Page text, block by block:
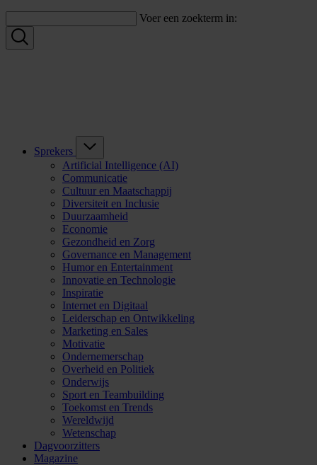
Voer een zoekterm in:
Sprekers
Artificial Intelligence (AI)
Communicatie
Cultuur en Maatschappij
Diversiteit en Inclusie
Duurzaamheid
Economie
Gezondheid en Zorg
Governance en Management
Humor en Entertainment
Innovatie en Technologie
Inspiratie
Internet en Digitaal
Leiderschap en Ontwikkeling
Marketing en Sales
Motivatie
Ondernemerschap
Overheid en Politiek
Onderwijs
Sport en Teambuilding
Toekomst en Trends
Wereldwijd
Wetenschap
Dagvoorzitters
Magazine